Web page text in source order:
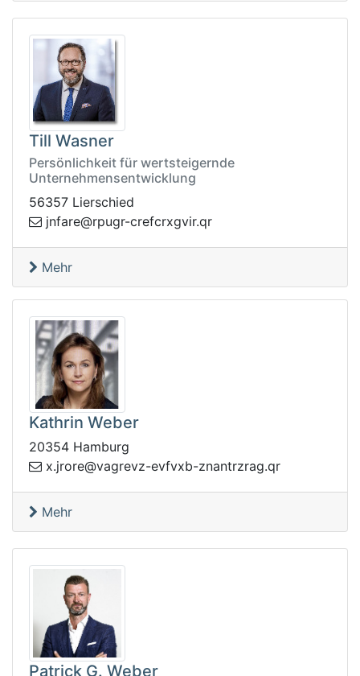
Till Wasner
Persönlichkeit für wertsteigernde
Unternehmensentwicklung
56357 Lierschied
rq.rivgxr
cferc-rgupr@erafnj
Mehr
Kathrin Weber
20354 Hamburg
rq
.garzrtnanz-bxvfve-zvergav@erorj.x
Mehr
Patrick G. Weber